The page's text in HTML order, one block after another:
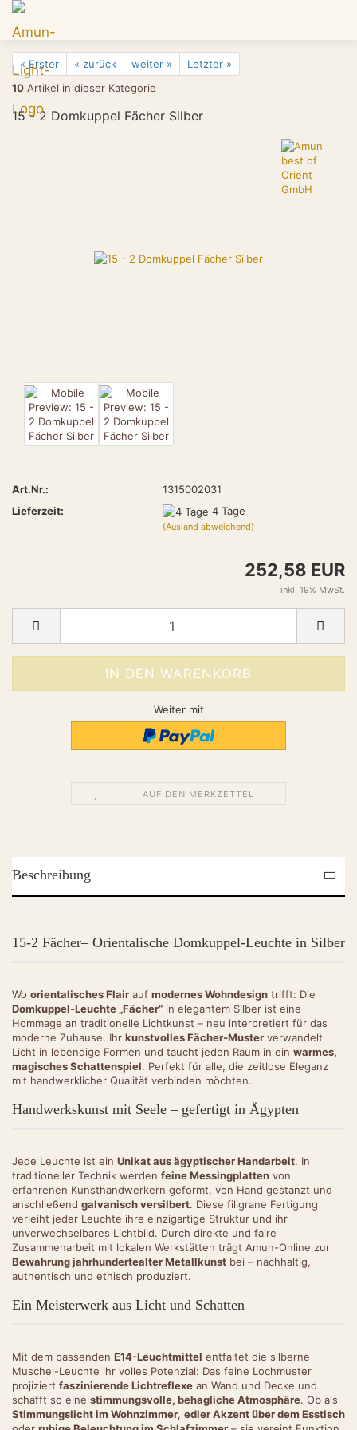
« Erster « zurück weiter »
Letzter »
10 Artikel in dieser Kategorie
15 - 2 Domkuppel Fächer Silber
Art.Nr.:
1315002031
Lieferzeit:
4 Tage
(Ausland abweichend)
252,58 EUR
inkl. 19% MwSt.
Weiter mit
AUF DEN MERKZETTEL
Beschreibung
15-2 Fächer– Orientalische Domkuppel-Leuchte in Silber
Wo orientalisches Flair auf modernes Wohndesign trifft: Die
Domkuppel-Leuchte „Fächer“ in elegantem Silber ist eine
Hommage an traditionelle Lichtkunst – neu interpretiert für das
moderne Zuhause. Ihr kunstvolles Fächer-Muster verwandelt
Licht in lebendige Formen und taucht jeden Raum in ein warmes,
magisches Schattenspiel. Perfekt für alle, die zeitlose Eleganz
mit handwerklicher Qualität verbinden möchten.
Handwerkskunst mit Seele – gefertigt in Ägypten
Jede Leuchte ist ein Unikat aus ägyptischer Handarbeit. In
traditioneller Technik werden feine Messingplatten von
erfahrenen Kunsthandwerkern geformt, von Hand gestanzt und
anschließend galvanisch versilbert. Diese filigrane Fertigung
verleiht jeder Leuchte ihre einzigartige Struktur und ihr
unverwechselbares Lichtbild. Durch direkte und faire
Zusammenarbeit mit lokalen Werkstätten trägt Amun-Online zur
Bewahrung jahrhundertealter Metallkunst bei – nachhaltig,
authentisch und ethisch produziert.
Ein Meisterwerk aus Licht und Schatten
Mit dem passenden E14-Leuchtmittel entfaltet die silberne
Muschel-Leuchte ihr volles Potenzial: Das feine Lochmuster
projiziert faszinierende Lichtreflexe an Wand und Decke und
schafft so eine stimmungsvolle, behagliche Atmosphäre. Ob als
Stimmungslicht im Wohnzimmer, edler Akzent über dem Esstisch